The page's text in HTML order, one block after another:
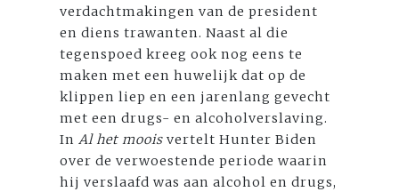
verdachtmakingen van de president
en diens trawanten. Naast al die
tegenspoed kreeg ook nog eens te
maken met een huwelijk dat op de
klippen liep en een jarenlang gevecht
met een drugs- en alcoholverslaving.
InAl het moois vertelt Hunter Biden
over de verwoestende periode waarin
hij verslaafd was aan alcohol en drugs,